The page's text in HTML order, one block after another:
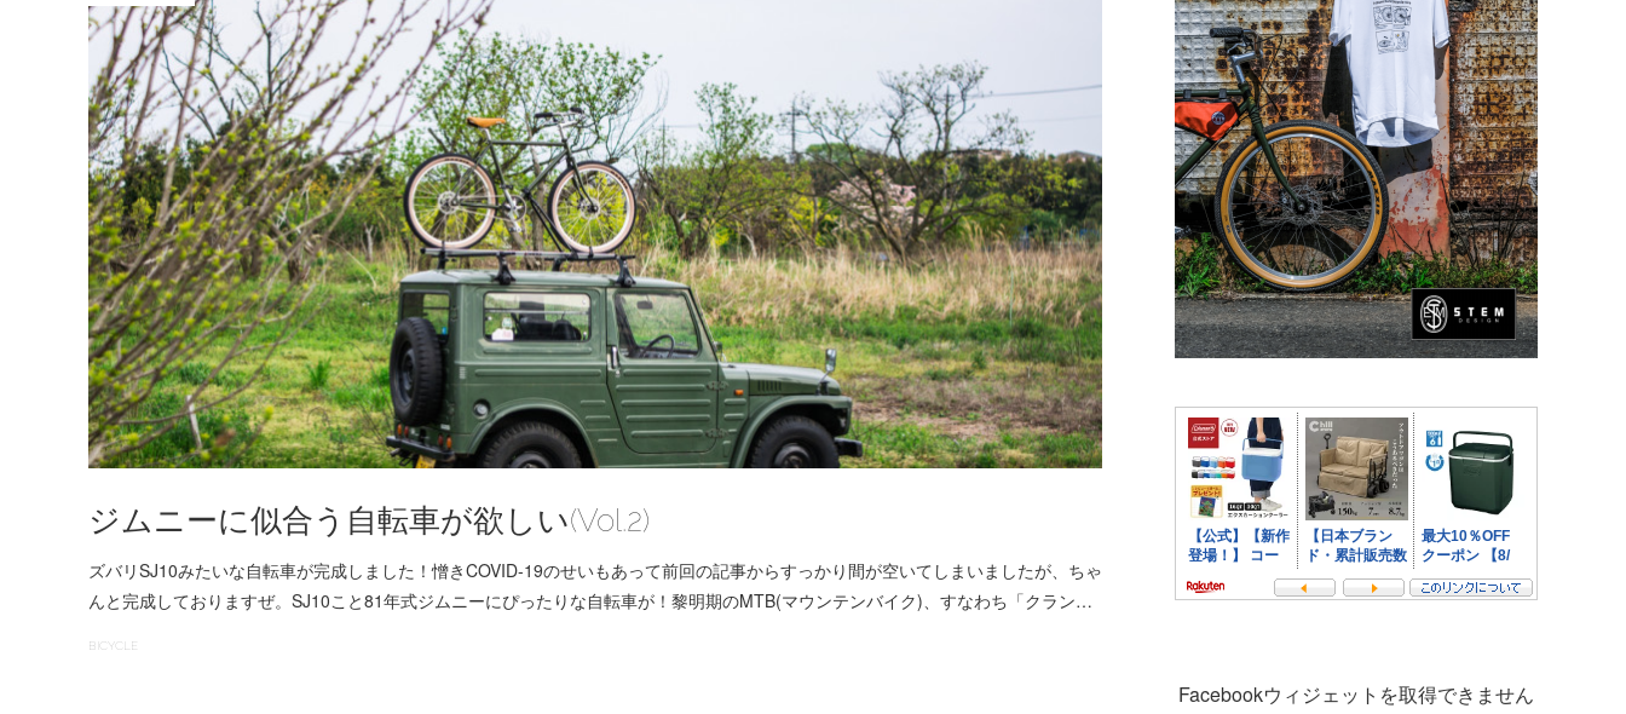
ジムニーに似合う自転車が欲しい(Vol.2)
ズバリSJ10みたいな自転車が完成しました！憎きCOVID-19のせいもあって前回の記事からすっかり間が空いてしまいましたが、ちゃ
んと完成しておりますぜ。SJ10こと81年式ジムニーにぴったりな自転車が！黎明期のMTB(マウンテンバイク)、すなわち「クラン…
BICYCLE
Facebookウィジェットを取得できません